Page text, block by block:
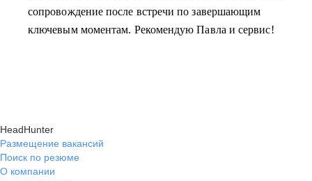
сопровождение после встречи по завершающим
ключевым моментам. Рекомендую Павла и сервис!
HeadHunter
Размещение вакансий
Поиск по резюме
О компании